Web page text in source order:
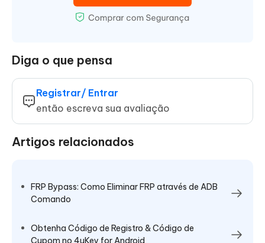
Diga o que pensa
Registrar/ Entrar
então escreva sua avaliação
Artigos relacionados
FRP Bypass: Como Eliminar FRP através de ADB
Comando
Obtenha Código de Registro & Código de
Cupom no 4uKey for Android